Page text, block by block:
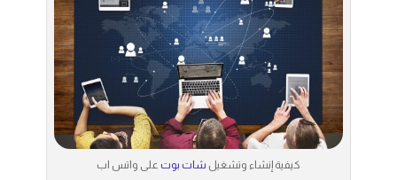
كيفية إنشاء وتشغيل شات بوت على واتس اب